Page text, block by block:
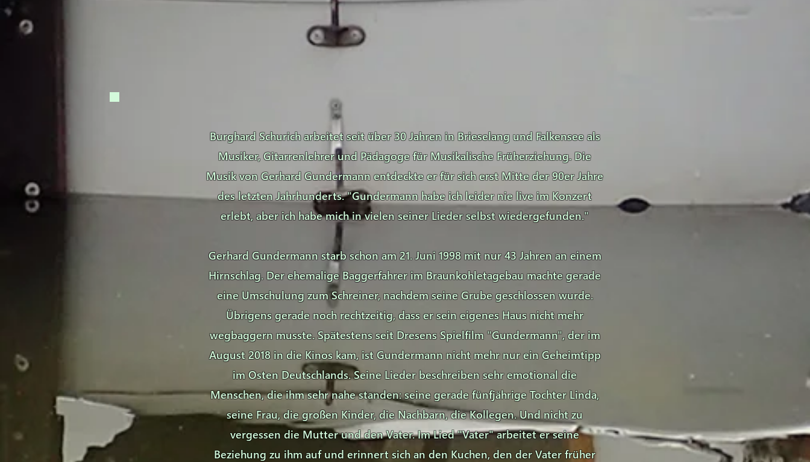
Burghard Schurich arbeitet seit über 30 Jahren in Brieselang und Falkensee als
Musiker, Gitarrenlehrer und Pädagoge für Musikalische Früherziehung. Die
Musik von Gerhard Gundermann entdeckte er für sich erst Mitte der 90er Jahre
des letzten Jahrhunderts. "Gundermann habe ich leider nie live im Konzert
erlebt, aber ich habe mich in vielen seiner Lieder selbst wiedergefunden."
Gerhard Gundermann starb schon am 21. Juni 1998 mit nur 43 Jahren an einem
Hirnschlag. Der ehemalige Baggerfahrer im Braunkohletagebau machte gerade
eine Umschulung zum Schreiner, nachdem seine Grube geschlossen wurde.
Übrigens gerade noch rechtzeitig, dass er sein eigenes Haus nicht mehr
wegbaggern musste. Spätestens seit Dresens Spielfilm "Gundermann", der im
August 2018 in die Kinos kam, ist Gundermann nicht mehr nur ein Geheimtipp
im Osten Deutschlands. Seine Lieder beschreiben sehr emotional die
Menschen, die ihm sehr nahe standen: seine gerade fünfjährige Tochter Linda,
seine Frau, die großen Kinder, die Nachbarn, die Kollegen. Und nicht zu
vergessen die Mutter und den Vater. Im Lied "Vater" arbeitet er seine
Beziehung zu ihm auf und erinnert sich an den Kuchen, den der Vater früher